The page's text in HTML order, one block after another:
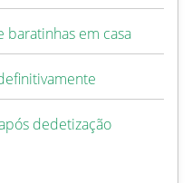
baratinhas em casa
dedetização